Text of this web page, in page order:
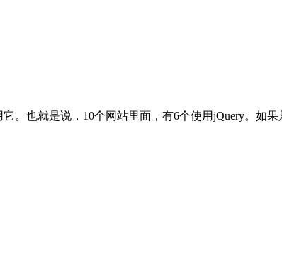
就是说，10个网站里面，有6个使用jQuery。如果